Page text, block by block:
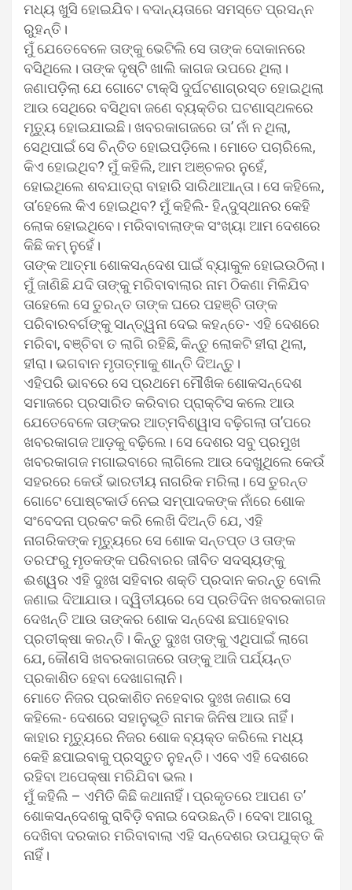
ମଧ୍ୟ ଖୁସି ହୋଇଯିବ। ବଦାନ୍ୟତାରେ ସମସ୍ତେ ପ୍ରସନ୍ନ
ରୁହନ୍ତି।
ମୁଁ ଯେତେବେଳେ ତାଙ୍କୁ ଭେଟିଲି ସେ ତାଙ୍କ ଦୋକାନରେ
ବସିଥିଲେ। ତାଙ୍କ ଦୃଷ୍ଟି ଖାଲି କାଗଜ ଉପରେ ଥିଲା।
ଜଣାପଡ଼ିଲା ଯେ ଗୋଟେ ଟାକ୍ସି ଦୁର୍ଘଟଣାଗ୍ରସ୍ତ ହୋଇଥିଲା
ଆଉ ସେଥିରେ ବସିଥିବା ଜଣେ ବ୍ୟକ୍ତିର ଘଟଣାସ୍ଥଳରେ
ମୃତ୍ୟୁ ହୋଇଯାଇଛି। ଖବରକାଗଜରେ ତା’ ନାଁ ନ ଥିଲା,
ସେଥିପାଇଁ ସେ ଚିନ୍ତିତ ହୋଇପଡ଼ିଲେ। ମୋତେ ପଚାରିଲେ,
କିଏ ହୋଇଥିବ? ମୁଁ କହିଲି, ଆମ ଅଞ୍ଚଳର ନୁହେଁ,
ହୋଇଥିଲେ ଶବଯାତ୍ରା ବାହାରି ସାରିଥାଆନ୍ତା। ସେ କହିଲେ,
ତା’ହେଲେ କିଏ ହୋଇଥିବ? ମୁଁ କହିଲି- ହିନ୍ଦୁସ୍ଥାନର କେହି
ଲୋକ ହୋଇଥିବେ। ମରିବାବାଲାଙ୍କ ସଂଖ୍ୟା ଆମ ଦେଶରେ
କିଛି କମ୍‍ ନୁହେଁ।
ତାଙ୍କ ଆତ୍ମା ଶୋକସନ୍ଦେଶ ପାଇଁ ବ୍ୟାକୁଳ ହୋଇଉଠିଲା।
ମୁଁ ଜାଣିଛି ଯଦି ତାଙ୍କୁ ମରିବାବାଲାର ନାମ ଠିକଣା ମିଳିଯିବ
ତାହେଲେ ସେ ତୁରନ୍ତ ତାଙ୍କ ଘରେ ପହଞ୍ଚି ତାଙ୍କ
ପରିବାରବର୍ଗଙ୍କୁ ସାନ୍ତ୍ୱନା ଦେଇ କହନ୍ତେ- ଏହି ଦେଶରେ
ମରିବା, ବଞ୍ଚିବା ତ ଲାଗି ରହିଛି, କିନ୍ତୁ ଲୋକଟି ହୀରା ଥିଲା,
ହୀରା। ଭଗବାନ ମୃତାତ୍ମାକୁ ଶାନ୍ତି ଦିଅନ୍ତୁ।
ଏହିପରି ଭାବରେ ସେ ପ୍ରଥମେ ମୌଖିକ ଶୋକସନ୍ଦେଶ
ସମାଜରେ ପ୍ରସାରିତ କରିବାର ପ୍ରାକ୍ଟିସ କଲେ ଆଉ
ଯେତେବେଳେ ତାଙ୍କର ଆତ୍ମବିଶ୍ୱାସ ବଢ଼ିଗଲା ତା’ପରେ
ଖବରକାଗଜ ଆଡ଼କୁ ବଢ଼ିଲେ। ସେ ଦେଶର ସବୁ ପ୍ରମୁଖ
ଖବରକାଗଜ ମଗାଇବାରେ ଲାଗିଲେ ଆଉ ଦେଖୁଥିଲେ କେଉଁ
ସହରରେ କେଉଁ ଭାରତୀୟ ନାଗରିକ ମରିଲା। ସେ ତୁରନ୍ତ
ଗୋଟେ ପୋଷ୍ଟକାର୍ଡ ନେଇ ସମ୍ପାଦକଙ୍କ ନାଁରେ ଶୋକ
ସଂବେଦନା ପ୍ରକଟ କରି ଲେଖି ଦିଅନ୍ତି ଯେ, ଏହି
ନାଗରିକଙ୍କ ମୃତ୍ୟୁରେ ସେ ଶୋକ ସନ୍ତପ୍ତ ଓ ତାଙ୍କ
ତରଫରୁ ମୃତକଙ୍କ ପରିବାରର ଜୀବିତ ସଦସ୍ୟଙ୍କୁ
ଈଶ୍ୱର ଏହି ଦୁଃଖ ସହିବାର ଶକ୍ତି ପ୍ରଦାନ କରନ୍ତୁ ବୋଲି
ଜଣାଇ ଦିଆଯାଉ। ଦ୍ୱିତୀୟରେ ସେ ପ୍ରତିଦିନ ଖବରକାଗଜ
ଦେଖନ୍ତି ଆଉ ତାଙ୍କର ଶୋକ ସନ୍ଦେଶ ଛପାହେବାର
ପ୍ରତୀକ୍ଷା କରନ୍ତି। କିନ୍ତୁ ଦୁଃଖ ତାଙ୍କୁ ଏଥିପାଇଁ ଲାଗେ
ଯେ, କୌଣସି ଖବରକାଗଜରେ ତାଙ୍କୁ ଆଜି ପର୍ଯ୍ୟନ୍ତ
ପ୍ରକାଶିତ ହେବା ଦେଖାଗଲାନି।
ମୋତେ ନିଜର ପ୍ରକାଶିତ ନହେବାର ଦୁଃଖ ଜଣାଇ ସେ
କହିଲେ- ଦେଶରେ ସହାନୁଭୂତି ନାମକ ଜିନିଷ ଆଉ ନାହିଁ।
କାହାର ମୃତ୍ୟୁରେ ନିଜର ଶୋକ ବ୍ୟକ୍ତ କରିଲେ ମଧ୍ୟ
କେହି ଛପାଇବାକୁ ପ୍ରସ୍ତୁତ ନୁହନ୍ତି। ଏବେ ଏହି ଦେଶରେ
ରହିବା ଅପେକ୍ଷା ମରିଯିବା ଭଲ।
ମୁଁ କହିଲି – ଏମିତି କିଛି କଥାନାହିଁ। ପ୍ରକୃତରେ ଆପଣ ତ’
ଶୋକସନ୍ଦେଶକୁ ରାବିଡ଼ି ବନାଇ ଦେଉଛନ୍ତି। ଦେବା ଆଗରୁ
ଦେଖିବା ଦରକାର ମରିବାବାଲା ଏହି ସନ୍ଦେଶର ଉପଯୁକ୍ତ କି
ନାହିଁ।